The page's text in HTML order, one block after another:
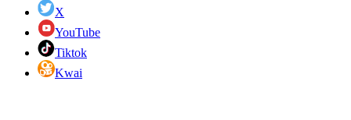
X
YouTube
Tiktok
Kwai